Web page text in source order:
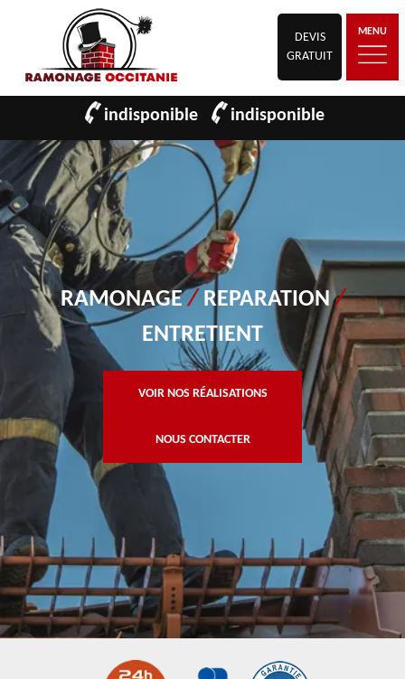
DEVIS
GRATUIT
MENU
indisponible indisponible
RAMONAGE/ REPARATION/
ENTRETIENT
VOIR NOS RÉALISATIONS
NOUS CONTACTER